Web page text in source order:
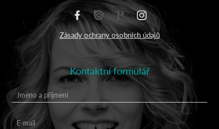
Zásady ochrany osobních údajů
Kontaktní formulář
Jméno a příjmení
E-mail